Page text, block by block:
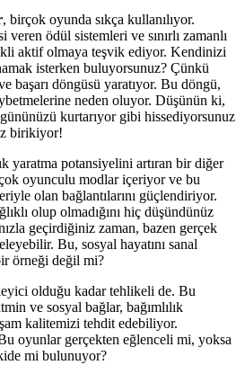
, birçok oyunda sıkça kullanılıyor.
veren ödül sistemleri ve sınırlı zamanlı
aktif olmaya teşvik ediyor. Kendinizi
isterken buluyorsunuz? Çünkü
başarı döngüsü yaratıyor. Bu döngü,
neden oluyor. Düşünün ki,
kurtarıyor gibi hissediyorsunuz
birikiyor!
yaratma potansiyelini artıran bir diğer
oyunculu modlar içeriyor ve bu
olan bağlantılarını güçlendiriyor.
olup olmadığını hiç düşündünüz
geçirdiğiniz zaman, bazen gerçek
Bu, sosyal hayatını sanal
örneği değil mi?
olduğu kadar tehlikeli de. Bu
ve sosyal bağlar, bağımlılık
kalitemizi tehdit edebiliyor.
oyunlar gerçekten eğlenceli mi, yoksa
mi bulunuyor?